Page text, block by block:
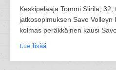
Keskipelaaja Tommi Siirilä, 32,
jatkosopimuksen Savo Volleyn
kolmas peräkkäinen kausi
Lue lisää